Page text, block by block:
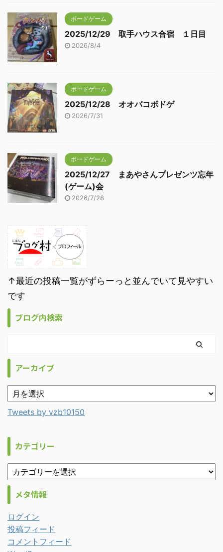
ボードゲーム
2025/12/29 取手ハウス合宿 １日目
2026/8/4
ボードゲーム
2025/12/28 オオバコボドゲ
2026/7/31
ボードゲーム
2025/12/27 まあやさんプレゼンツ忘年
(ゲーム)会
2026/7/28
↑最近の投稿一覧がずらーっと並んでいて見やすい
です
ブログ内検索
アーカイブ
Tweets by vzb10150
カテゴリー
メタ情報
ログイン
投稿フィード
コメントフィード